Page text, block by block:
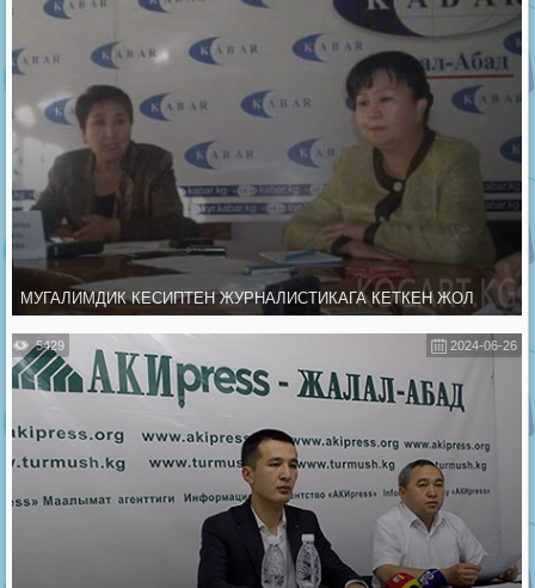
МУГАЛИМДИК КЕСИПТЕН ЖУРНАЛИСТИКАГА КЕТКЕН ЖОЛ
2024-06-26
5429